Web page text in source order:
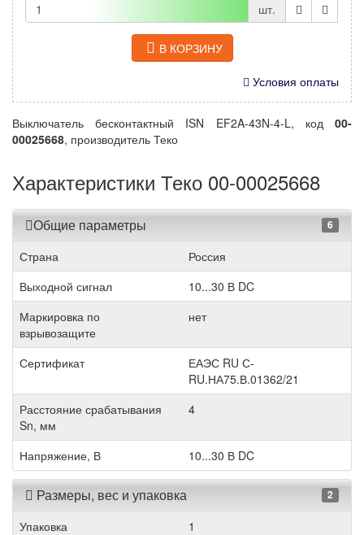
шт.
В КОРЗИНУ
Условия оплаты
Выключатель бесконтактный ISN EF2A-43N-4-L, код 00-
00025668, производитель Теко
Характеристики Теко 00-00025668
Общие параметры 6
Страна
Россия
Выходной сигнал
10...30 В DC
Маркировка по
взрывозащите
нет
Сертификат
ЕАЭС RU С-
RU.НА75.В.01362/21
Расстояние срабатывания
Sn, мм
4
Напряжение, В 10...30 В DC
Размеры, вес и упаковка 2
Упаковка
1